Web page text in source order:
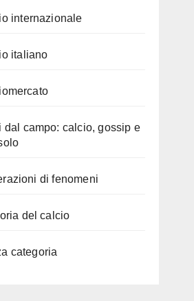
internazionale
italiano
dal campo: calcio, gossip e
di fenomeni
del calcio
categoria